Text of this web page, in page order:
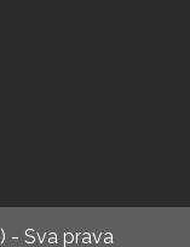
- Sva prava